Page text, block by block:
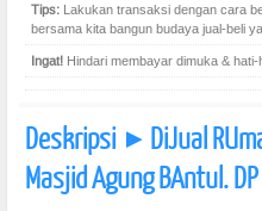
Tips: Lakukan transaksi dengan cara
bersama kita bangun budaya jual-beli
Ingat! Hindari membayar dimuka &
Deskripsi ] DiJual
Masjid Agung BAntul.